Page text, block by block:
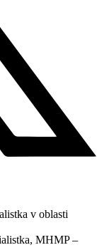
v oblasti
MHMP –